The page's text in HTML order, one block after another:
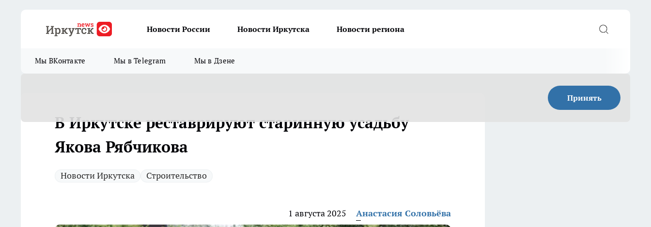
Новости России Новости Иркутска Новости региона
Мы ВКонтакте Мы в Telegram Мы в Дзене
Принять
В Иркутске реставрируют старинную усадьбу
Якова Рябчикова
Новости Иркутска Строительство
1 августа 2025 Анастасия Соловьёва